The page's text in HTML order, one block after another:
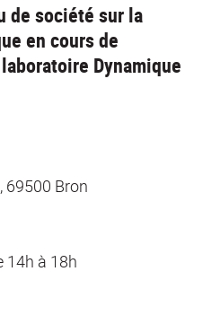
de société sur la
en cours de
Dynamique
69500 Bron
14h à 18h